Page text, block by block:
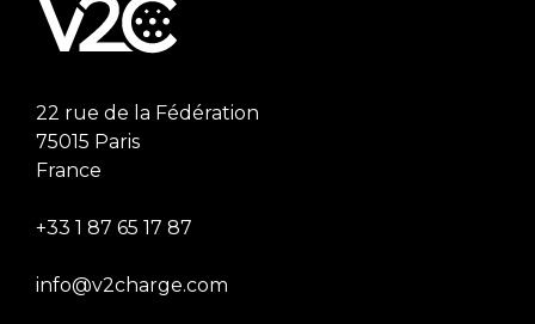
22 rue de la Fédération
75015 Paris
France
+33 1 87 65 17 87
info@v2charge.com